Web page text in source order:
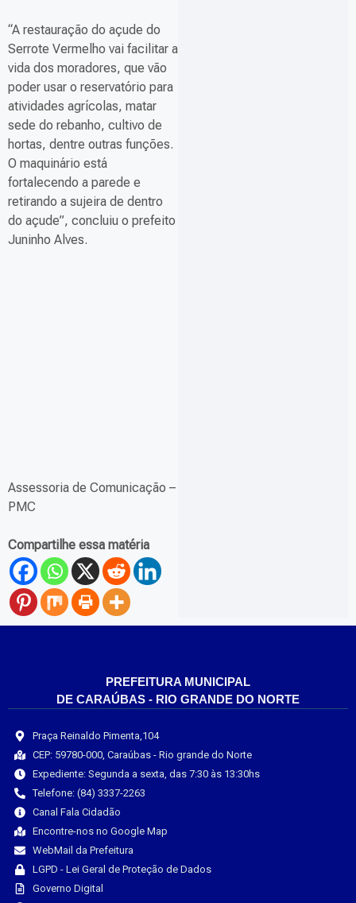
“A restauração do açude do
Serrote Vermelho vai facilitar a
vida dos moradores, que vão
poder usar o reservatório para
atividades agrícolas, matar
sede do rebanho, cultivo de
hortas, dentre outras funções.
O maquinário está
fortalecendo a parede e
retirando a sujeira de dentro
do açude”, concluiu o prefeito
Juninho Alves.
Assessoria de Comunicação –
PMC
Compartilhe essa matéria
PREFEITURA MUNICIPAL
DE CARAÚBAS - RIO GRANDE DO NORTE
Praça Reinaldo Pimenta,104
CEP: 59780-000, Caraúbas - Rio grande do Norte
Expediente: Segunda a sexta, das 7:30 às 13:30hs
Telefone: (84) 3337-2263
Canal Fala Cidadão
Encontre-nos no Google Map
WebMail da Prefeitura
LGPD - Lei Geral de Proteção de Dados
Governo Digital